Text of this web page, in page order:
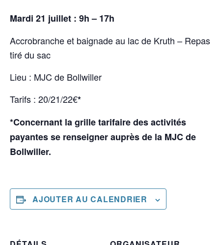
Mardi 21 juillet : 9h – 17h
Accrobranche et baignade au lac de Kruth – Repas
tiré du sac
Lieu : MJC de Bollwiller
Tarifs : 20/21/22€*
*Concernant la grille tarifaire des activités
payantes se renseigner auprès de la MJC de
Bollwiller.
AJOUTER AU CALENDRIER